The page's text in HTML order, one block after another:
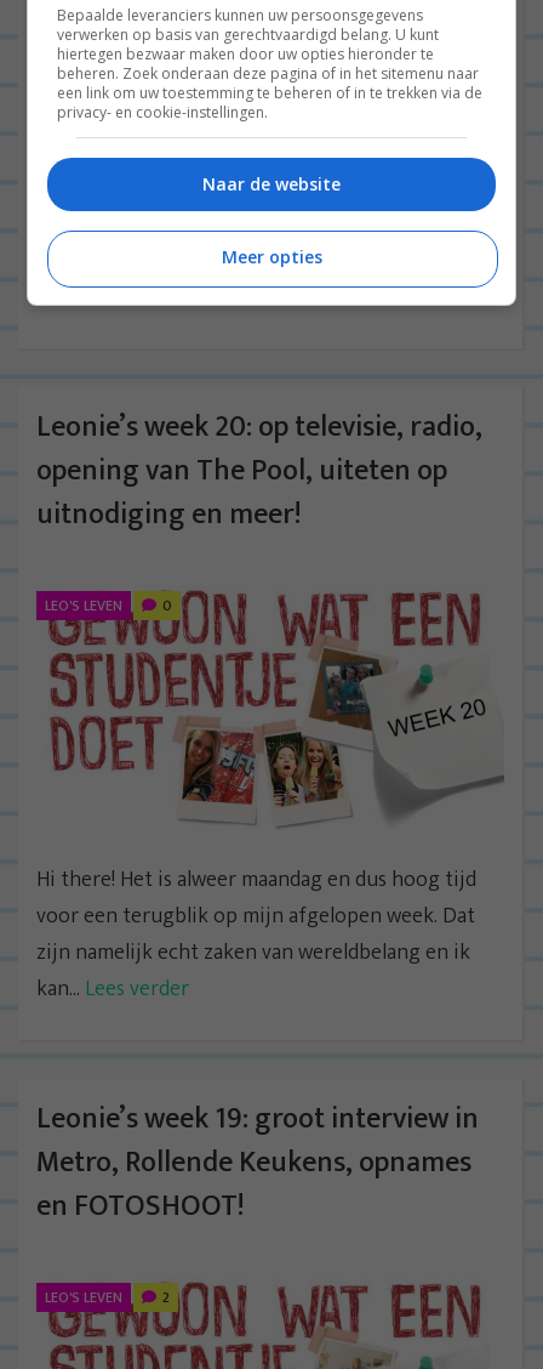
Dag schatjes! Het is zondagnacht en ik ben wakker.
En dat betekent; let’s blog. Hoewel, nee het ging
echt anders. Het was zondagmiddag en ik lag...
Lees
verder
Leonie’s week 20: op televisie, radio,
opening van The Pool, uiteten op
uitnodiging en meer!
LEO'S LEVEN 0
Hi there! Het is alweer maandag en dus hoog tijd
voor een terugblik op mijn afgelopen week. Dat
zijn namelijk echt zaken van wereldbelang en ik
kan... Lees verder
Leonie’s week 19: groot interview in
Metro, Rollende Keukens, opnames
en FOTOSHOOT!
LEO'S LEVEN 2
Bepaalde leveranciers kunnen uw persoonsgegevens
verwerken op basis van gerechtvaardigd belang. U kunt
hiertegen bezwaar maken door uw opties hieronder te
beheren. Zoek onderaan deze pagina of in het sitemenu naar
een link om uw toestemming te beheren of in te trekken via de
privacy- en cookie-instellingen.
Naar de website
Meer opties